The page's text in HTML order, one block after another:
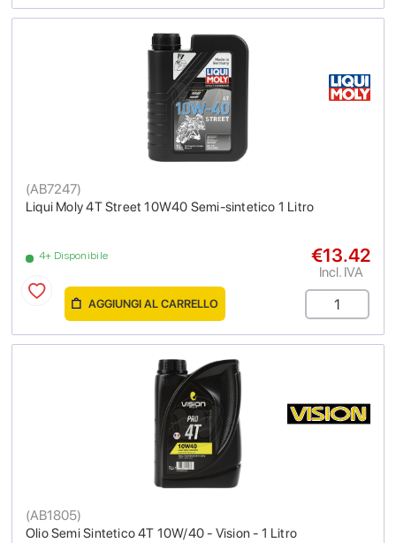
Liqui Moly 4T Street 10W40 Semi-sintetico 1 Litro
(AB7247)
4+ Disponibile €13.42
Incl. IVA
AGGIUNGI AL CARRELLO
Olio Semi Sintetico 4T 10W/40 - Vision - 1 Litro
(AB1805)